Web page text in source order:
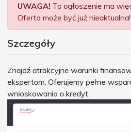
UWAGA! To ogłoszenie ma
Oferta może być już nieaktualna!
Szczegóły
Znajdź atrakcyjne warunki
ekspertom. Oferujemy pełne
wnioskowania o kredyt.